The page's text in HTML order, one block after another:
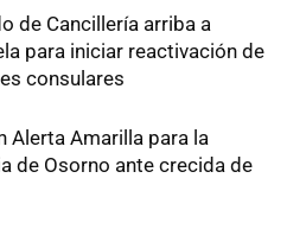
de Cancillería arriba a
para iniciar reactivación de
consulares
Alerta Amarilla para la
de Osorno ante crecida de